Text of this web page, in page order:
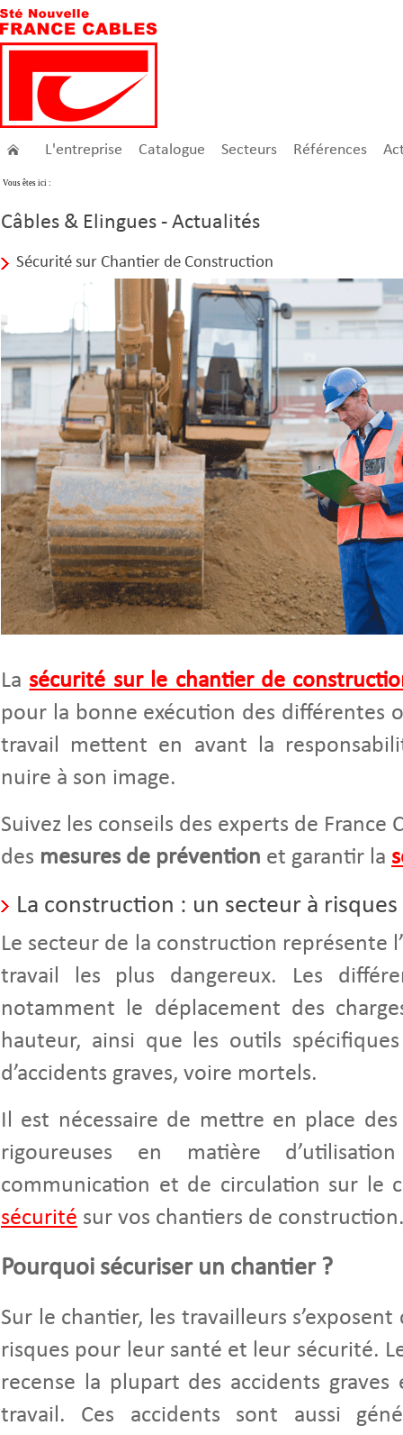
L'entreprise Catalogue Secteurs Références
Vous êtes ici :
Câbles & Elingues - Actualités
Sécurité sur Chantier de Construction
La sécurité sur le chantier de
pour la bonne exécution des différentes
travail mettent en avant la
nuire à son image.
Suivez les conseils des experts de
des mesures de prévention et garantir la
La construction : un secteur à
Le secteur de la construction représente
travail les plus dangereux. Les
notamment le déplacement des
hauteur, ainsi que les outils
d’accidents graves, voire mortels.
Il est nécessaire de mettre en place
rigoureuses en matière
communication et de circulation sur le
sécurité sur vos chantiers de
Pourquoi sécuriser un chantier ?
Sur le chantier, les travailleurs
risques pour leur santé et leur sécurité.
recense la plupart des accidents
travail. Ces accidents sont aussi